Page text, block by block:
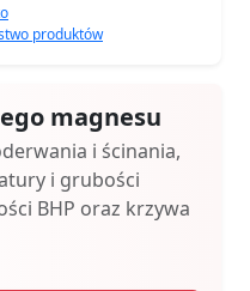
produktów
magnesu
i ścinania,
i grubości
BHP oraz krzywa